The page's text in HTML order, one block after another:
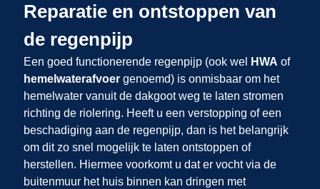
Reparatie en ontstoppen van
de regenpijp
Een goed functionerende regenpijp (ook wel HWA of
hemelwaterafvoergenoemd) is onmisbaar om het
hemelwater vanuit de dakgoot weg te laten stromen
richting de riolering. Heeft u een verstopping of een
beschadiging aan de regenpijp, dan is het belangrijk
om dit zo snel mogelijk te laten ontstoppen of
herstellen. Hiermee voorkomt u dat er vocht via de
buitenmuur het huis binnen kan dringen met